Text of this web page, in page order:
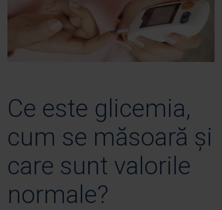
Ce este glicemia,
cum se măsoară și
care sunt valorile
normale?